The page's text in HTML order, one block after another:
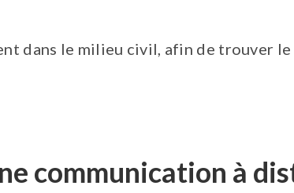
dans le milieu civil, afin de trouver
communication à